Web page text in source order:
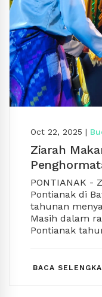
Oct 22, 2025 |
Ziarah
PONTIANAK -
Pontianak di
tahunan
Masih dalam
Pontianak
Kota
menggunakan
BACA